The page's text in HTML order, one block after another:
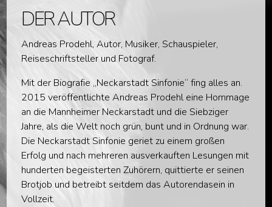
DER AUTOR
Andreas Prodehl, Autor, Musiker, Schauspieler,
Reiseschriftsteller und Fotograf.
Mit der Biografie „Neckarstadt Sinfonie“ fing alles an.
2015 veröffentlichte Andreas Prodehl eine Hommage
an die Mannheimer Neckarstadt und die Siebziger
Jahre, als die Welt noch grün, bunt und in Ordnung war.
Die Neckarstadt Sinfonie geriet zu einem großen
Erfolg und nach mehreren ausverkauften Lesungen mit
hunderten begeisterten Zuhörern, quittierte er seinen
Brotjob und betreibt seitdem das Autorendasein in
Vollzeit.